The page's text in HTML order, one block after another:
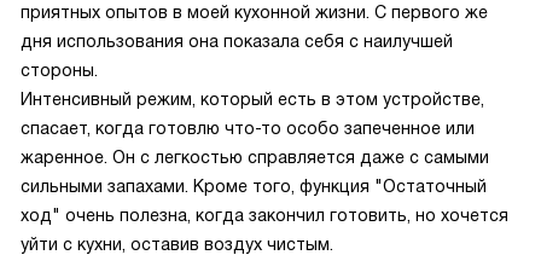
приятных опытов в моей кухонной жизни. С первого же
дня использования она показала себя с наилучшей
стороны.
Интенсивный режим, который есть в этом устройстве,
спасает, когда готовлю что-то особо запеченное или
жаренное. Он с легкостью справляется даже с самыми
сильными запахами. Кроме того, функция "Остаточный
ход" очень полезна, когда закончил готовить, но хочется
уйти с кухни, оставив воздух чистым.